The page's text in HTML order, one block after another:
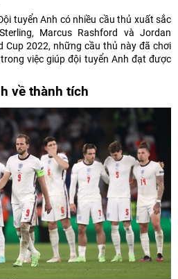
tuyển Anh có nhiều cầu thủ xuất sắc
Marcus Rashford và Jordan
Cup 2022, những cầu thủ này đã chơi
việc giúp đội tuyển Anh đạt được
về thành tích